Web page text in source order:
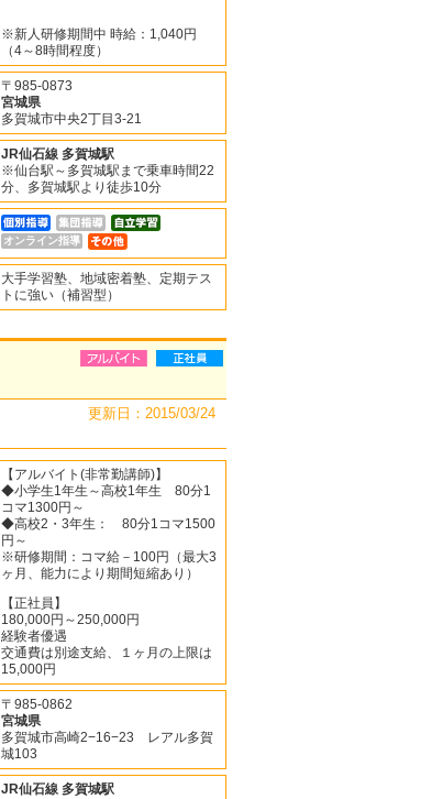
※新人研修期間中 時給：1,040円
（4～8時間程度）
〒985-0873
宮城県
多賀城市中央2丁目3-21
JR仙石線 多賀城駅
※仙台駅～多賀城駅まで乗車時間22
分、多賀城駅より徒歩10分
オンライン指導
大手学習塾、地域密着塾、定期テス
トに強い（補習型）
更新日：2015/03/24
【アルバイト(非常勤講師)】
◆小学生1年生～高校1年生 80分1
コマ1300円～
◆高校2・3年生： 80分1コマ1500
円～
※研修期間：コマ給－100円（最大3
ヶ月、能力により期間短縮あり）
【正社員】
180,000円～250,000円
経験者優遇
交通費は別途支給、１ヶ月の上限は
15,000円
〒985-0862
宮城県
多賀城市高崎2−16−23 レアル多賀
城103
JR仙石線 多賀城駅